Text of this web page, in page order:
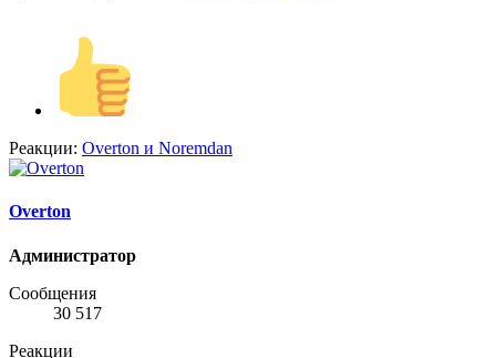
Реакции: Overton и Noremdan
Overton
Администратор
Сообщения
30 517
Реакции